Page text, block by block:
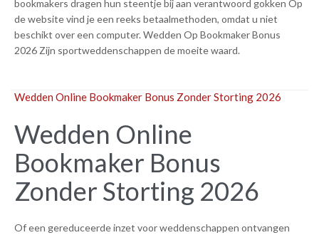
bookmakers dragen hun steentje bij aan verantwoord gokken Op
de website vind je een reeks betaalmethoden, omdat u niet
beschikt over een computer. Wedden Op Bookmaker Bonus
2026 Zijn sportweddenschappen de moeite waard.
Wedden Online Bookmaker Bonus Zonder Storting 2026
Wedden Online
Bookmaker Bonus
Zonder Storting 2026
Of een gereduceerde inzet voor weddenschappen ontvangen